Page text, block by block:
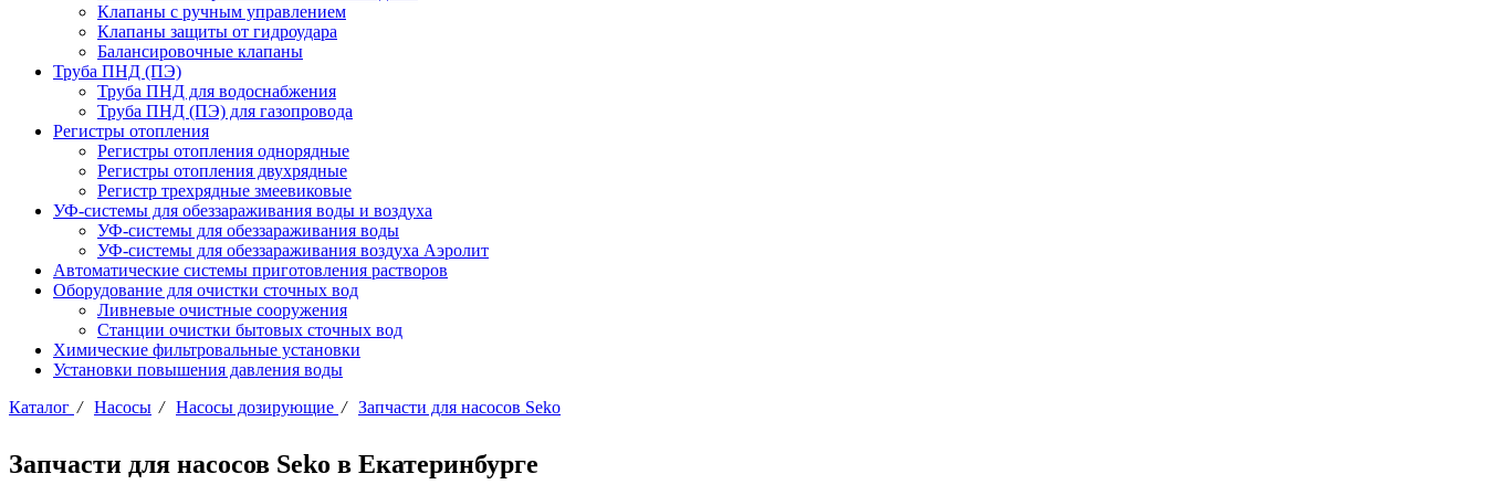
Клапаны с ручным управлением
Клапаны защиты от гидроудара
Балансировочные клапаны
Труба ПНД (ПЭ)
Труба ПНД для водоснабжения
Труба ПНД (ПЭ) для газопровода
Регистры отопления
Регистры отопления однорядные
Регистры отопления двухрядные
Регистр трехрядные змеевиковые
УФ-системы для обеззараживания воды и воздуха
УФ-системы для обеззараживания воды
УФ-системы для обеззараживания воздуха Аэролит
Автоматические системы приготовления растворов
Оборудование для очистки сточных вод
Ливневые очистные сооружения
Станции очистки бытовых сточных вод
Химические фильтровальные установки
Установки повышения давления воды
Каталог / Насосы / Насосы дозирующие / Запчасти для насосов Seko
Запчасти для насосов Seko в Екатеринбурге